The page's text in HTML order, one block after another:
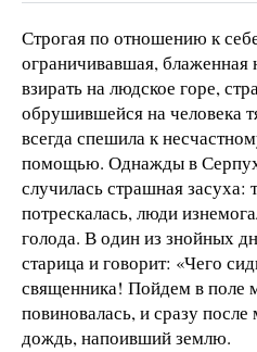
Строгая по отношению к
ограничивавшая, блаженная
взирать на людское горе,
обрушившейся на человека
всегда спешила к
помощью. Однажды в
случилась страшная засуха:
потрескалась, люди
голода. В один из знойных
старица и говорит: «Чего
священника! Пойдем в поле
повиновалась, и сразу
дождь, напоивший землю.